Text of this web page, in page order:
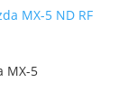
MX-5